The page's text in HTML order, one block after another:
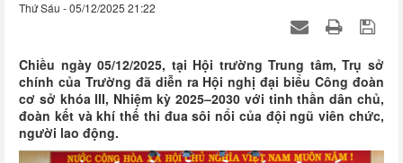
Thứ Sáu - 05/12/2025 21:22
Chiều ngày 05/12/2025, tại Hội trường Trung tâm, Trụ sở
chính của Trường đã diễn ra Hội nghị đại biểu Công đoàn
cơ sở khóa III, Nhiệm kỳ 2025–2030 với tinh thần dân chủ,
đoàn kết và khí thế thi đua sôi nổi của đội ngũ viên chức,
người lao động.